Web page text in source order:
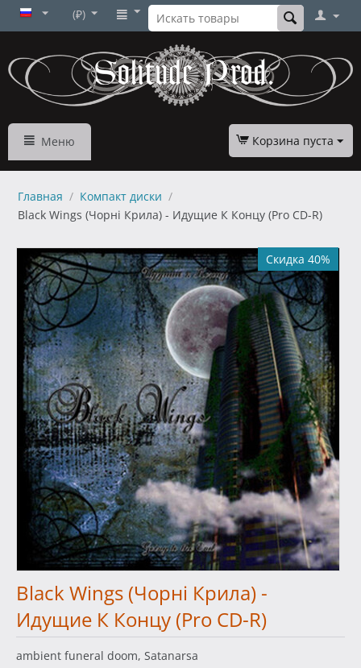
(₽)
Меню Корзина пуста
Главная / Компакт диски /
Black Wings (Чорнi Крила) - Идущие К Концу (Pro CD-R)
Скидка 40%
Black Wings (Чорнi Крила) -
Идущие К Концу (Pro CD-R)
ambient funeral doom, Satanarsa